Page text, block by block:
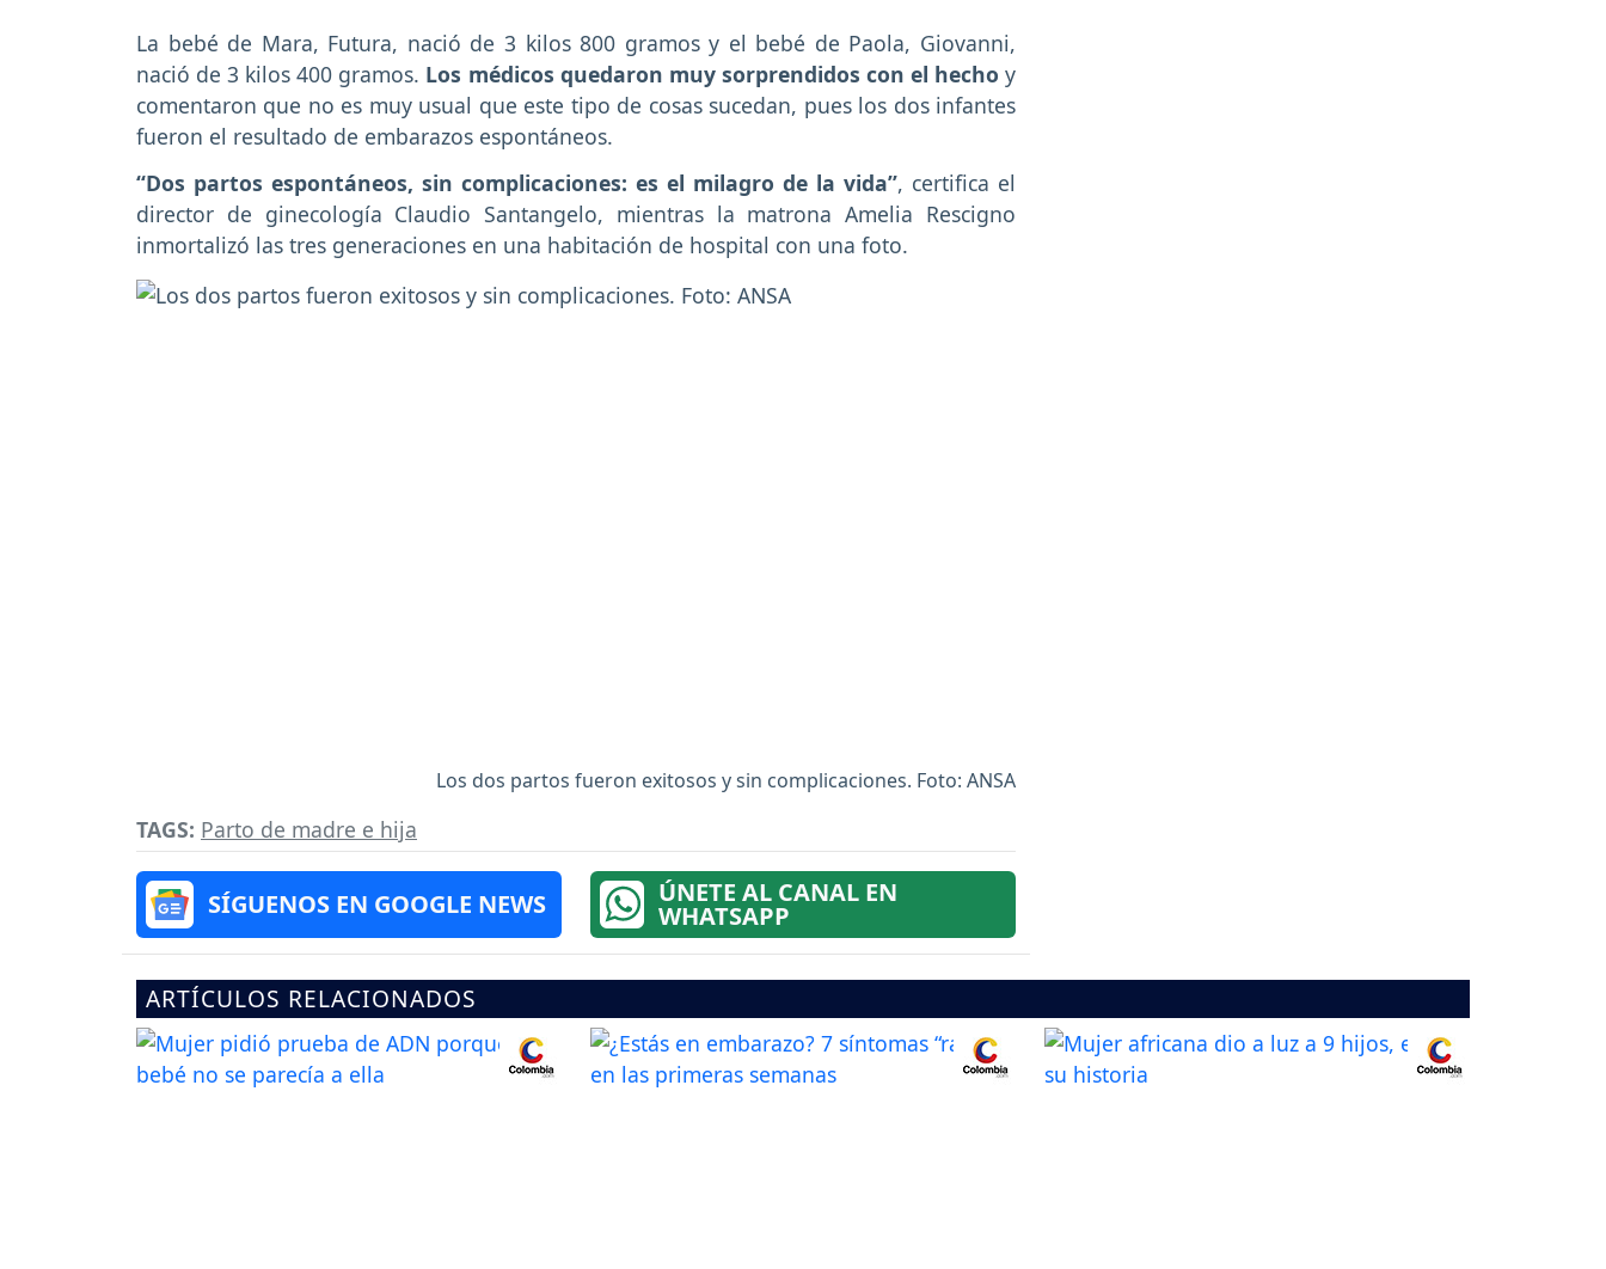
La bebé de Mara, Futura, nació de 3 kilos 800 gramos y el bebé de Paola, Giovanni,
nació de 3 kilos 400 gramos. Los médicos quedaron muy sorprendidos con el hechoy
comentaron que no es muy usual que este tipo de cosas sucedan, pues los dos infantes
fueron el resultado de embarazos espontáneos.
“Dos partos espontáneos, sin complicaciones: es el milagro de la vida”, certifica el
director de ginecología Claudio Santangelo, mientras la matrona Amelia Rescigno
inmortalizó las tres generaciones en una habitación de hospital con una foto.
Los dos partos fueron exitosos y sin complicaciones. Foto: ANSA
TAGS: Parto de madre e hija
SÍGUENOS EN GOOGLE NEWS ÚNETE AL CANAL EN
WHATSAPP
ARTÍCULOS RELACIONADOS